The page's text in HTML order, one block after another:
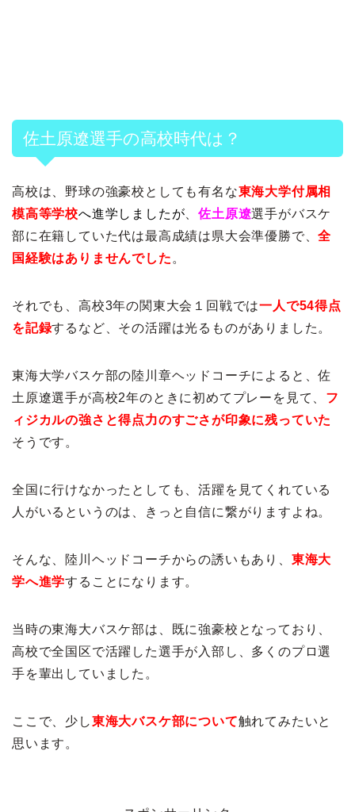
佐土原遼選手の高校時代は？
高校は、野球の強豪校としても有名な東海大学付属相
模高等学校へ進学しましたが 、佐土原遼選手がバスケ
部に在籍していた代は最高成績は県大会準優勝で、全
国経験はありませんでした 。
それでも、高校3年の関東大会１回戦では一人で54得点
を記録するなど、その活躍は光るものがありました。
東海大学バスケ部の陸川章ヘッドコーチによると、佐
土原遼選手が高校2年のときに初めてプレーを見て、 フ
ィジカルの強さと得点力のすごさが印象に残っていた
そうです。
全国に行けなかったとしても、活躍を見てくれている
人がいるというのは、きっと自信に繋がりますよね。
そんな、陸川ヘッドコーチからの誘いもあり、 東海大
学へ進学することになります。
当時の東海大バスケ部は、既に強豪校となっており、
高校で全国区で活躍した選手が入部し、多くのプロ選
手を輩出していました。
ここで、少し東海大バスケ部について触れてみたいと
思います。